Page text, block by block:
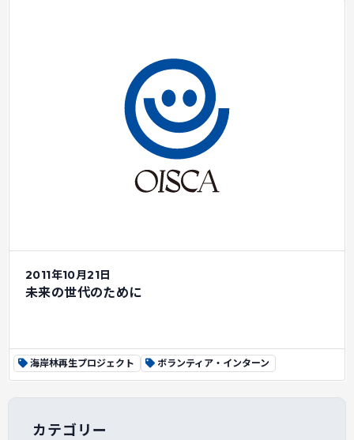
2011年10月21日
未来の世代のために
海岸林再生プロジェクト ボランティア・インターン
カテゴリー